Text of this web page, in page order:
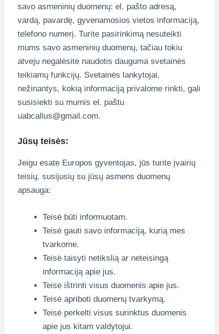
savo asmeninių duomenų: el. pašto adresą,
vardą, pavardę, gyvenamosios vietos informaciją,
telefono numerį. Turite pasirinkimą nesuteikti
mums savo asmeninių duomenų, tačiau tokiu
atveju negalėsite naudotis dauguma svetainės
teikiamų funkcijų. Svetainės lankytojai,
nežinantys, kokią informaciją privalome rinkti, gali
susisiekti su mumis el. paštu
uabcallus@gmail.com.
Jūsų teisės:
Jeigu esate Europos gyventojas, jūs turite įvairių
teisių, susijusių su jūsų asmens duomenų
apsauga:
Teisė būti informuotam.
Teisė gauti savo informaciją, kurią mes
tvarkome.
Teisė taisyti netikslią ar neteisingą
informaciją apie jus.
Teisė ištrinti visus duomenis apie jus.
Teisė apriboti duomenų tvarkymą.
Teisė perkelti visus surinktus duomenis
apie jus kitam valdytojui.